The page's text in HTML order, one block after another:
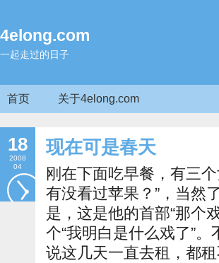
4elong.com
一起走过的日子
首页 关于4elong.com
18
2008
04
现在可是春天
刚在下面吃早餐，有三
有没看过苹果？”，当然
是，这是他的首部“那个
个“我明白是什么戏了”
说这几天一直去租，都